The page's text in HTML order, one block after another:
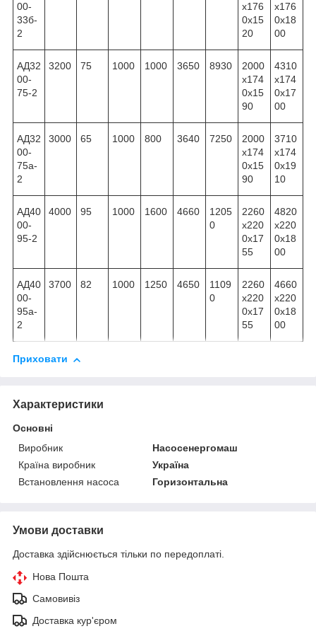
00-
33б-
2
x176
0x15
20
x176
0x18
00
АД32
00-
75-2
3200 75 1000 1000 3650 8930
2000
x174
0x15
90
4310
x174
0x17
00
АД32
00-
75а-
2
3000 65 1000 800 3640 7250
2000
x174
0x15
90
3710
x174
0x19
10
АД40
00-
95-2
4000 95 1000 1600 4660
1205
0
2260
x220
0x17
55
4820
x220
0x18
00
АД40
00-
95а-
2
3700 82 1000 1250 4650
1109
0
2260
x220
0x17
55
4660
x220
0x18
00
Приховати
Характеристики
Основні
Виробник
Насосенергомаш
Країна виробник
Україна
Встановлення насоса
Горизонтальна
Умови доставки
Доставка здійснюється тільки по передоплаті.
Нова Пошта
Самовивіз
Доставка кур'єром